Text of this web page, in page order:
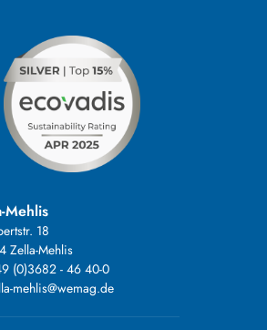
Mehlis
18
Zella-Mehlis
(0)3682 - 46 40-0
mehlis@wemag.de